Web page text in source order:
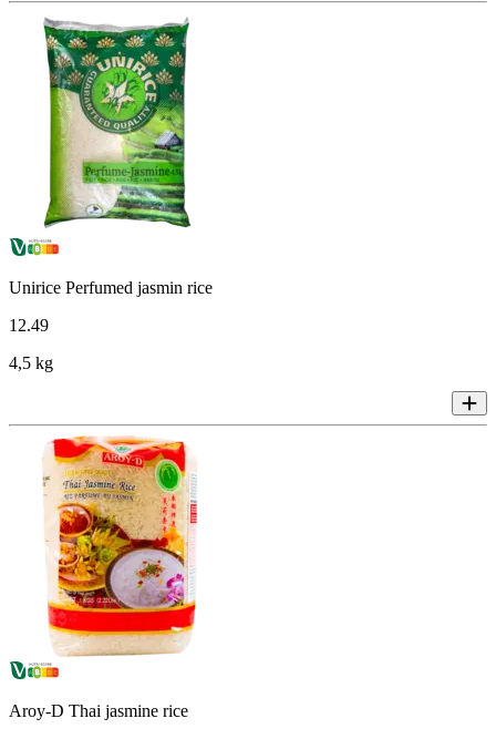
Unirice Perfumed jasmin rice
12.49
4,5 kg
Aroy-D Thai jasmine rice